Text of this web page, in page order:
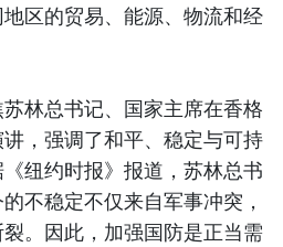
区的贸易、能源、物流和经
林总书记、国家主席在香格
，强调了和平、稳定与可持
纽约时报》报道，苏林总书
不稳定不仅来自军事冲突，
。因此，加强国防是正当需